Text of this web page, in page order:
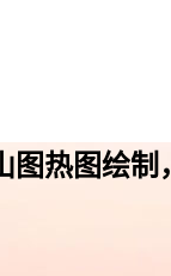
热图绘